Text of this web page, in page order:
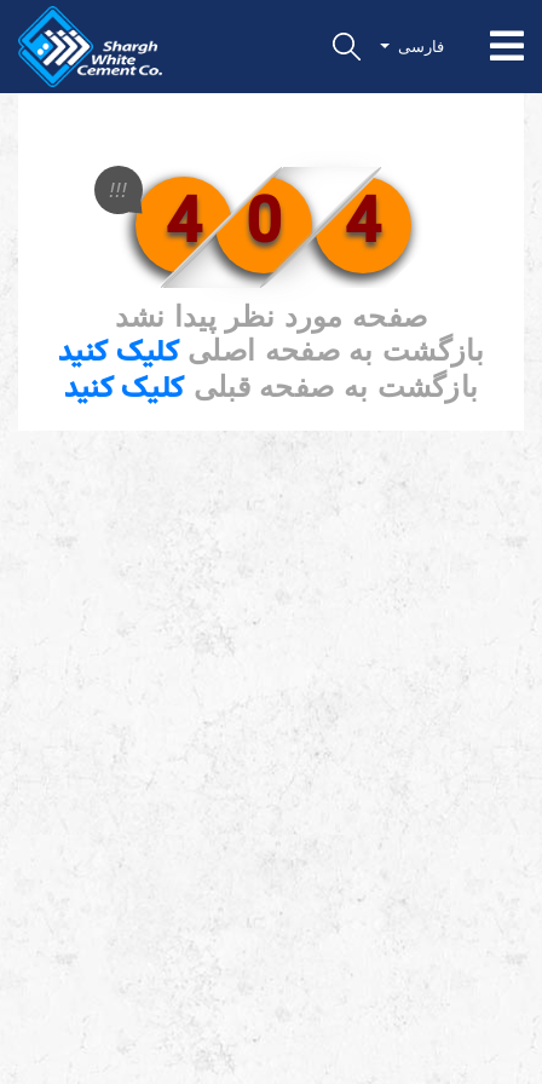
فارسی
4 0 4
!!!
صفحه مورد نظر پیدا نشد
بازگشت به صفحه اصلیکلیک کنید
بازگشت به صفحه قبلیکلیک کنید